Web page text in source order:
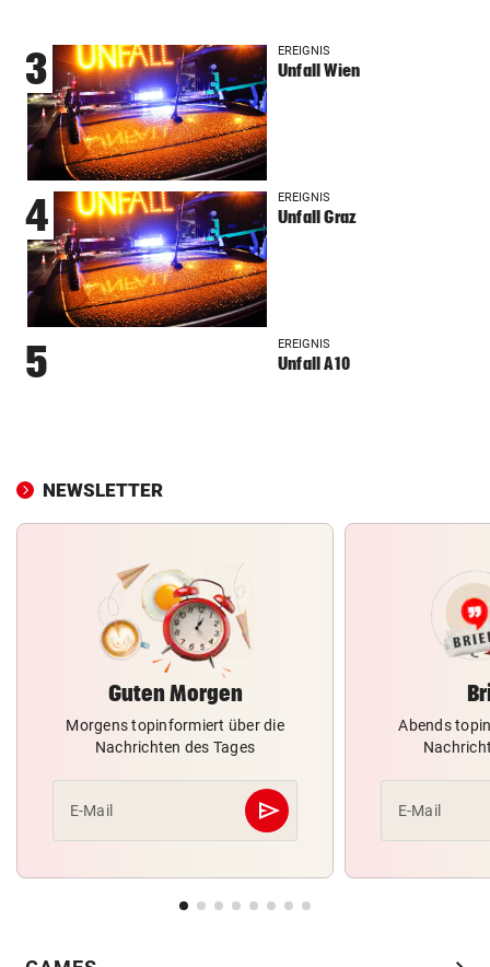
3 EREIGNIS
Unfall Wien
4 EREIGNIS
Unfall Graz
5 EREIGNIS
Unfall A10
NEWSLETTER
Guten Morgen
Morgens topinformiert über die
Nachrichten des Tages
E-Mail send
Abschicken
Abends
E-Mail